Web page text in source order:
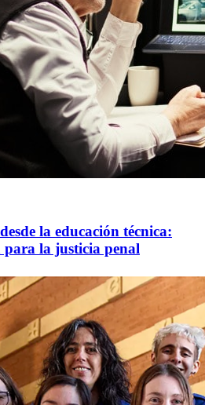
la educación técnica:
para la justicia penal